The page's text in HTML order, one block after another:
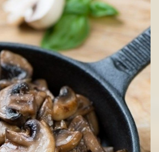
ngon kiểu Ý vớiNấm mỡ
chay ngonđể ăn cùng với cơm
mọng, kết hợp cùng với sốt
hoàn hảo cho bạn.